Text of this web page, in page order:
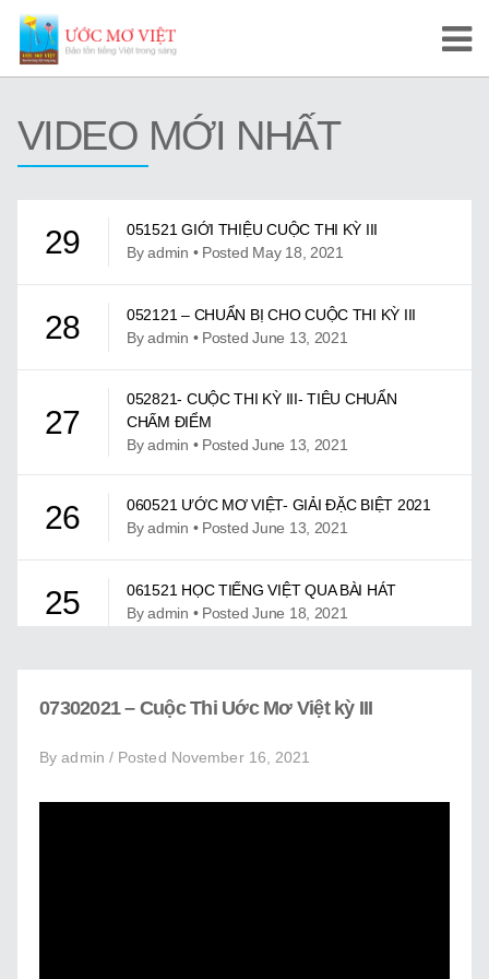
Cuộc Thi Ước Mơ Việt
Hướng Dẫn
Tài Liệu Học Tập
Video Tự Học và Dạy Tiếng Việt
Video Đọc Truyện
Video Tiếng Việt, Sử Việt
Trung Tâm Việt Ngữ
Gây Quỹ
VIDEO MỚI NHẤT
29
051521 GIỚI THIỆU CUỘC THI KỲ III
By admin • Posted May 18, 2021
28
052121 – CHUẨN BỊ CHO CUỘC THI KỲ III
By admin • Posted June 13, 2021
27
052821- CUỘC THI KỲ III- TIÊU CHUẨN
CHẤM ĐIỂM
By admin • Posted June 13, 2021
26
060521 ƯỚC MƠ VIỆT- GIẢI ĐẶC BIỆT 2021
By admin • Posted June 13, 2021
25
061521 HỌC TIẾNG VIỆT QUA BÀI HÁT
By admin • Posted June 18, 2021
24
061921 ƯỚC MƠ VIỆT – MỪNG NGÀY LỄ
By admin • Posted July 13, 2021
23
By admin • Posted November 16, 2021
07302021 – Cuộc Thi Uớc Mơ Việt kỳ III
By admin / Posted November 16, 2021